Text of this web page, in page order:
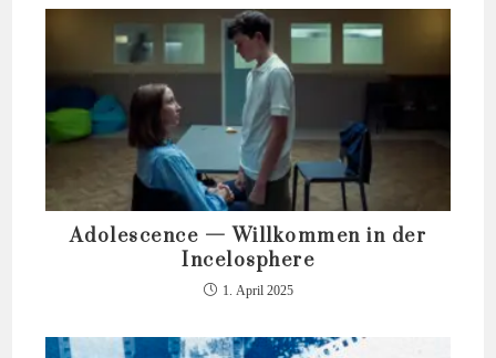
Adolescence — Willkommen in der
Incelosphere
1. April 2025